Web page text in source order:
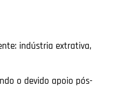
indústria extrativa,
o devido apoio pós-